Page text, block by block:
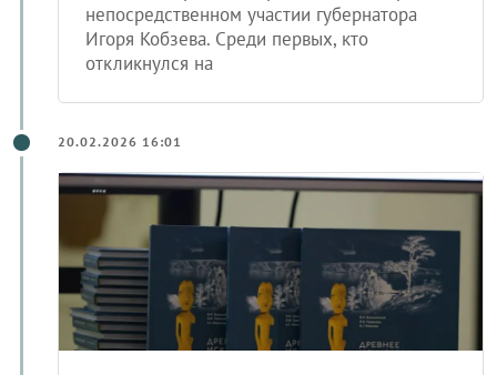
непосредственном участии губернатора
Игоря Кобзева. Среди первых, кто
откликнулся на
20.02.2026 16:01